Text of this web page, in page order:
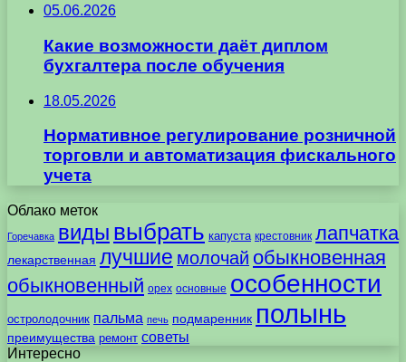
05.06.2026
Какие возможности даёт диплом
бухгалтера после обучения
18.05.2026
Нормативное регулирование розничной
торговли и автоматизация фискального
учета
Облако меток
Горечавка виды выбрать капуста крестовник лапчатка
лекарственная лучшие молочай обыкновенная
обыкновенный орех основные особенности
остролодочник пальма печь подмаренник полынь
преимущества ремонт советы
Интересно